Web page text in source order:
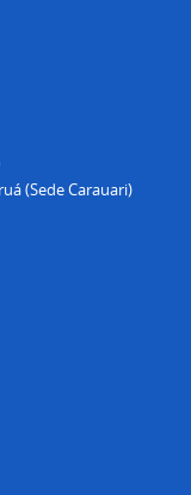
(Sede Carauari)